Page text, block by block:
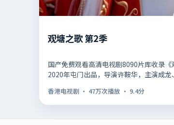
观塘之歌 第2季
国产免费观看高清电视剧8090片库收录《
2020年屯门出品，导演许鞍华，主演成
香港电视剧· 47万次播放 · 9.4分